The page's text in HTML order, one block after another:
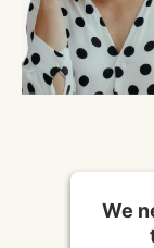
We